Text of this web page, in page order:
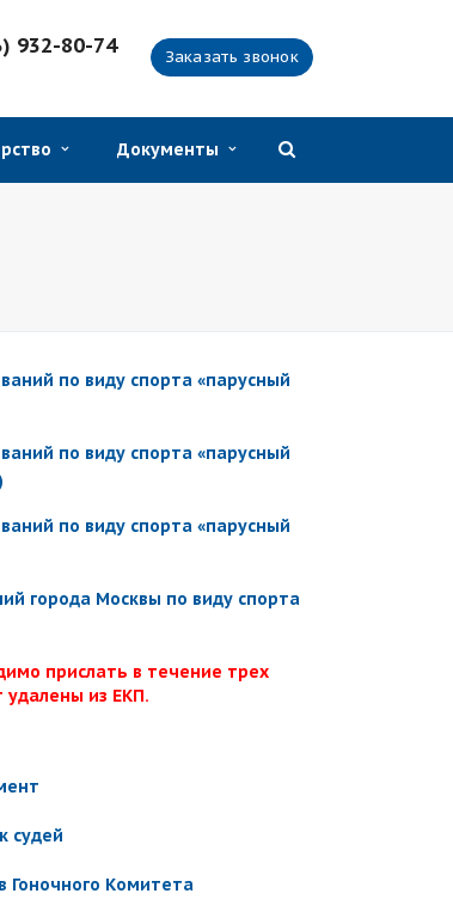
Заказать звонок
932-80-74
Документы
по виду спорта «парусный
по виду спорта «парусный
по виду спорта «парусный
города Москвы по виду спорта
прислать в течение трех
удалены из ЕКП.
судей
Гоночного Комитета